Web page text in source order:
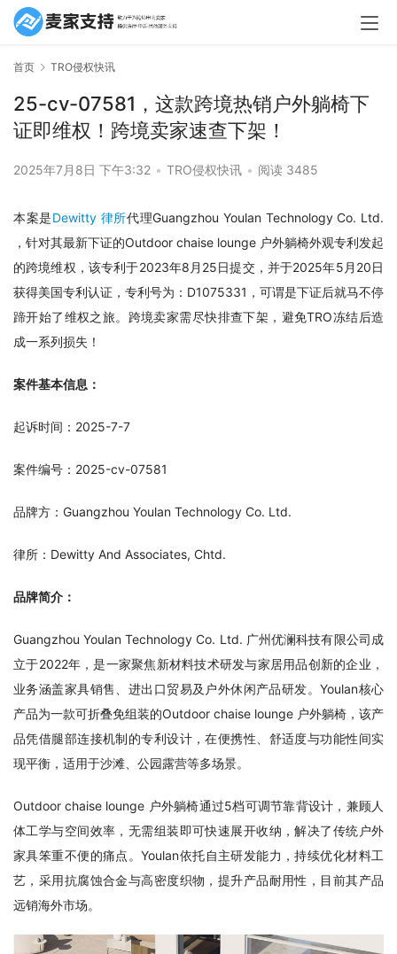
首页 TRO侵权快讯
25-cv-07581，这款跨境热销户外躺椅下
证即维权！跨境卖家速查下架！
2025年7月8日 下午3:32 • TRO侵权快讯 • 阅读 3485
本案是Dewitty 律所代理Guangzhou Youlan Technology Co. Ltd.
，针对其最新下证的Outdoor chaise lounge 户外躺椅外观专利发起
的跨境维权，该专利于2023年8月25日提交，并于2025年5月20日
获得美国专利认证，专利号为：D1075331，可谓是下证后就马不停
蹄开始了维权之旅。跨境卖家需尽快排查下架，避免TRO冻结后造
成一系列损失！
案件基本信息：
起诉时间：2025-7-7
案件编号：2025-cv-07581
品牌方：Guangzhou Youlan Technology Co. Ltd.
律所：Dewitty And Associates, Chtd.
品牌简介：
Guangzhou Youlan Technology Co. Ltd. 广州优澜科技有限公司成
立于2022年，是一家聚焦新材料技术研发与家居用品创新的企业，
业务涵盖家具销售、进出口贸易及户外休闲产品研发。Youlan核心
产品为一款可折叠免组装的Outdoor chaise lounge 户外躺椅，该产
品凭借腿部连接机制的专利设计，在便携性、舒适度与功能性间实
现平衡，适用于沙滩、公园露营等多场景。
Outdoor chaise lounge 户外躺椅通过5档可调节靠背设计，兼顾人
体工学与空间效率，无需组装即可快速展开收纳，解决了传统户外
家具笨重不便的痛点。Youlan依托自主研发能力，持续优化材料工
艺，采用抗腐蚀合金与高密度织物，提升产品耐用性，目前其产品
远销海外市场。